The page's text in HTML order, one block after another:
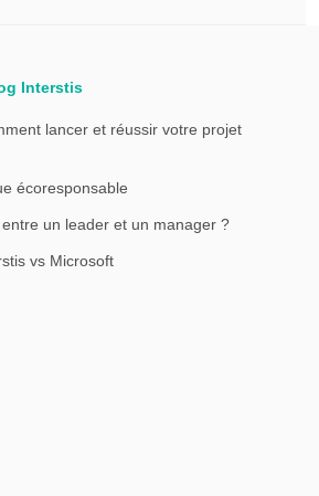
Interstis
lancer et réussir votre projet
écoresponsable
un leader et un manager ?
vs Microsoft